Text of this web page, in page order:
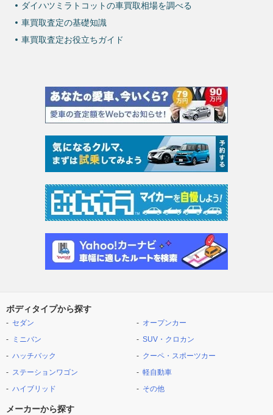
ダイハツミラトコットの車買取相場を調べる
車買取査定の基礎知識
車買取査定お役立ちガイド
ボディタイプから探す
セダン
ミニバン
ハッチバック
ステーションワゴン
ハイブリッド
オープンカー
SUV・クロカン
クーペ・スポーツカー
軽自動車
その他
メーカーから探す